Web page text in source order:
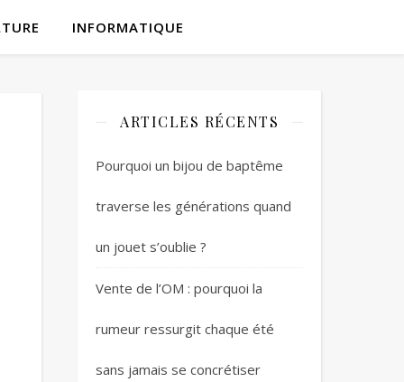
INFORMATIQUE
ARTICLES RÉCENTS
Pourquoi un bijou de baptême
traverse les générations quand
un jouet s’oublie ?
Vente de l’OM : pourquoi la
rumeur ressurgit chaque été
sans jamais se concrétiser